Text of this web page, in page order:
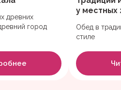
древних
город
у местных
Обед в
стиле